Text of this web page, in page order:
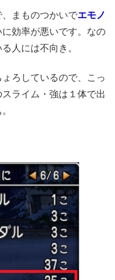
まものつかいでエモノ
効率が悪いです。なの
人には不向き。
ょろしているので、こっ
ライム・強は１体で出